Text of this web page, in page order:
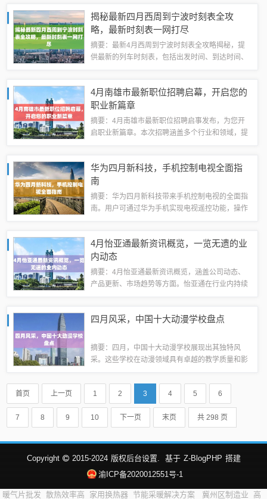
及主要国家的货币政策变化，以做出正确的投资
决...
揭秘最新四月西周到宁波时刻表全攻
略，最新时刻表一网打尽
摘要：最新4月西周到宁波时刻表全攻略揭秘，提
供最新的列车时刻表，包括出发时间、到达时间、
次，方便您的旅行计划。西周至宁波交通概述...
4月南雄市最新职位招聘启幕，开启您的
职业新篇章
摘要：4月南雄市最新职位招聘启事发布，为您开
启职业新篇章。本次招聘涵盖多个行业和领域，提
会，找到适合自己的职位，开启崭新的职业生涯...
华为四月新科技，手机控制电视全面指
南
摘要：华为四月新科技带来手机控制电视的全面指
南。用户可通过华为手机实现电视遥控功能，操作
掌握手机控制电视的技能，为您的智能家居生...
4月怡亚通最新资讯概览，一览无遗的业
内动态
摘要：4月怡亚通最新资讯概览，涵盖公司动态、
产品更新、市场趋势等方面。怡亚通在行业内持续
可持续发展。4月怡亚通的最新资讯体现了公...
四月风采，中国十大动漫学校盘点
摘要：四月，中国十大动漫学校展现出其独特风
采。这些学校在动漫领域具有卓越的教学质量和影
学校的动漫专业涵盖了从基础技能到高级创作的各
个方面，培养了大量的动漫人才，为中国动漫产...
首页 上一页 1 2 3 4 5 6
7 8 9 10 下一页 末页 共 298 页
Copyright 2015-2024 版权后台设置. 基于 Z-BlogPHP 搭建
渝ICP备2020012551号-1
暖气片批发 散热效率高 家用换热器 节能采暖解决方案 冀州区制造业 高